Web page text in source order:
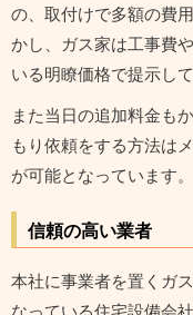
の、取付けで多額の費
かし、ガス家は工事費
いる明瞭価格で提示し
また当日の追加料金も
もり依頼をする方法は
が可能となっています。
信頼の高い業者
本社に事業者を置くガ